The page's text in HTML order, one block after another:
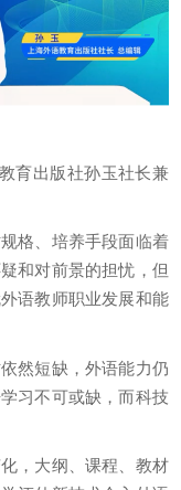
育出版社孙玉社长兼
格、培养手段面临着
和对前景的担忧，但
语教师职业发展和能
然短缺，外语能力仍
习不可或缺，而科技
，大纲、课程、教材